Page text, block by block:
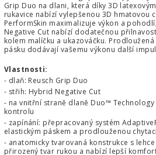
Grip Duo na dlani, která díky 3D
rukavice nabízí vylepšenou 3D hmatovou
PerformSkin maximalizuje výkon a
Negative Cut nabízí dodatečnou
kolem malíčku a ukazováčku.
pásku dodávají vašemu výkonu další
Vlastnosti:
- dlaň: Reusch Grip Duo
- střih: Hybrid Negative Cut
- na vnitřní straně dlaně Duo™
kontrolu
- zapínání: přepracovaný systém
elastickým páskem a prodlouženou
- anatomicky tvarovaná konstrukce s
přirozený tvar rukou a nabízí lepší